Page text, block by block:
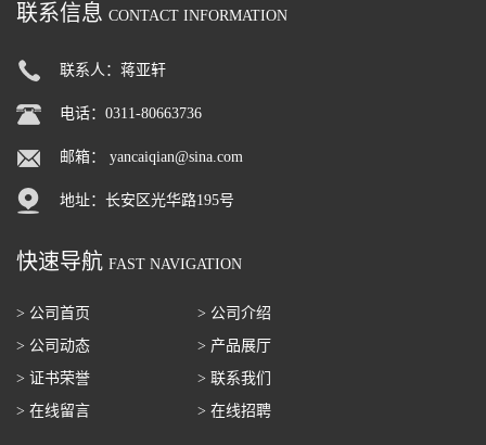
联系信息 CONTACT INFORMATION
联系人：蒋亚轩
电话：0311-80663736
邮箱： yancaiqian@sina.com
地址：长安区光华路195号
快速导航 FAST NAVIGATION
> 公司首页
> 公司介绍
> 公司动态
> 产品展厅
> 证书荣誉
> 联系我们
> 在线留言
> 在线招聘